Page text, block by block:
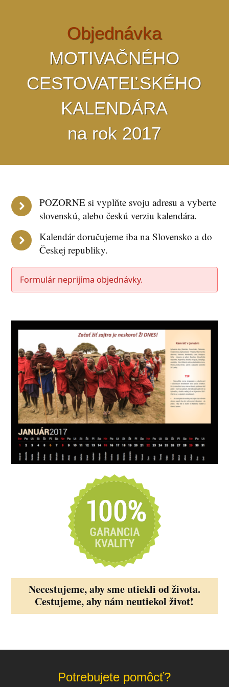
Objednávka
MOTIVAČNÉHO
CESTOVATEĽSKÉHO
KALENDÁRA
na rok 2017
POZORNE si vyplňte svoju adresu a vyberte
slovenskú, alebo českú verziu kalendára.
Kalendár doručujeme iba na Slovensko a do
Českej republiky.
Formulár neprijíma objednávky.
Necestujeme, aby sme utiekli od života.
Cestujeme, aby nám neutiekol život!
Potrebujete pomôcť?